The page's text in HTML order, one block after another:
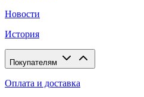
Новости
История
Покупателям
Оплата и доставка